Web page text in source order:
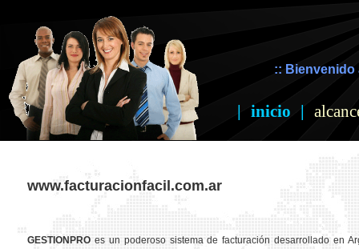
:: Bienvenido
| inicio |
www.facturacionfacil.com.ar
GESTION PRO es un poderoso sistema de facturación desarrollado en